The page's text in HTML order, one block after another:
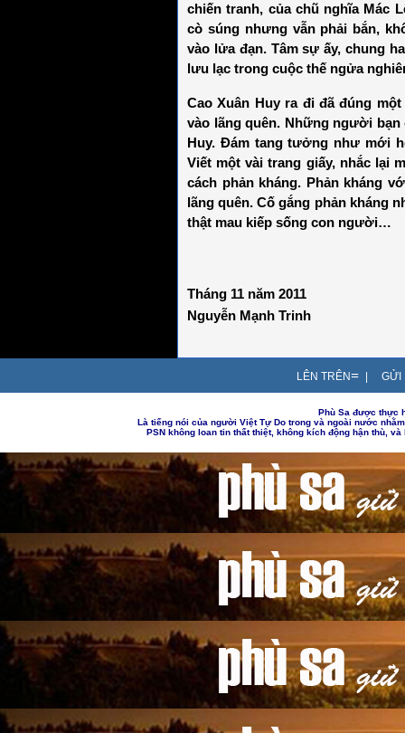
chiến tranh, của chũ nghĩa Mác
cò súng nhưng vẫn phải bắn,
vào lửa đạn. Tâm sự ấy, chung
lưu lạc trong cuộc thế ngửa
Cao Xuân Huy ra đi đã đúng
vào lãng quên. Những người bạn
Huy. Đám tang tưởng như mới
Viết một vài trang giấy, nhắc lại
cách phản kháng. Phản kháng
lãng quên. Cố gắng phản kháng
thật mau kiếp sống con người…
Tháng 11 năm 2011
Nguyễn Mạnh Trinh
LÊN TRÊN= GỬI
Phù Sa được thực
Là tiếng nói của người Việt Tự Do trong và ngoài nước
PSN không loan tin thất thiệt, không kích động hận thù,